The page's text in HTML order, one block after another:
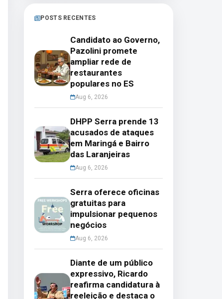
POSTS RECENTES
Candidato ao Governo,
Pazolini promete
ampliar rede de
restaurantes
populares no ES
Aug 6, 2026
DHPP Serra prende 13
acusados de ataques
em Maringá e Bairro
das Laranjeiras
Aug 6, 2026
Serra oferece oficinas
gratuitas para
impulsionar pequenos
negócios
Aug 6, 2026
Diante de um público
expressivo, Ricardo
reafirma candidatura à
reeleição e destaca o